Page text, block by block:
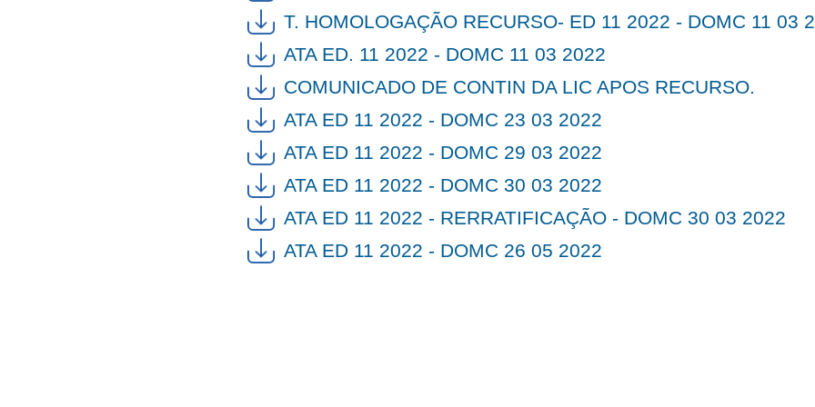
T. HOMOLOGAÇÃO RECURSO- ED 11 2022 - DOMC 11 03
ATA ED. 11 2022 - DOMC 11 03 2022
COMUNICADO DE CONTIN DA LIC APOS RECURSO.
ATA ED 11 2022 - DOMC 23 03 2022
ATA ED 11 2022 - DOMC 29 03 2022
ATA ED 11 2022 - DOMC 30 03 2022
ATA ED 11 2022 - RERRATIFICAÇÃO - DOMC 30 03 2022
ATA ED 11 2022 - DOMC 26 05 2022